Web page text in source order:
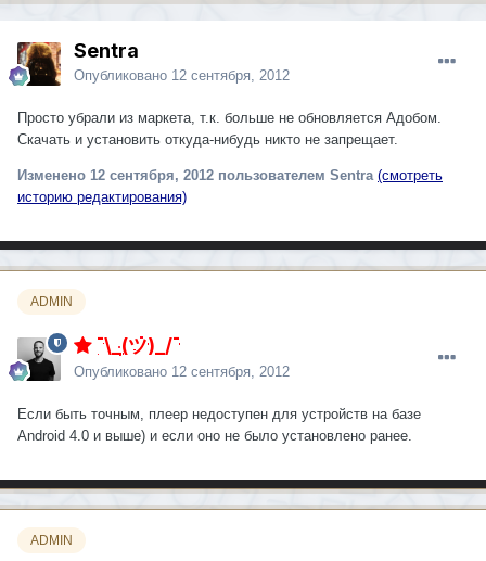
Sentra
Опубликовано 12 сентября, 2012
Просто убрали из маркета, т.к. больше не обновляется Адобом.
Скачать и установить откуда-нибудь никто не запрещает.
Изменено 12 сентября, 2012 пользователем Sentra (смотреть
историю редактирования)
ADMIN
¯\_(ツ)_/¯
Опубликовано 12 сентября, 2012
Если быть точным, плеер недоступен для устройств на базе
Android 4.0 и выше) и если оно не было установлено ранее.
ADMIN